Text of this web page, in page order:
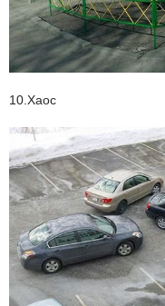
10.Хаос